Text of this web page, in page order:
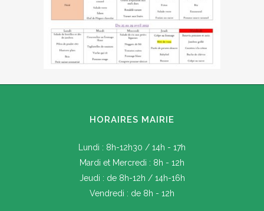
HORAIRES MAIRIE
Lundi : 8h-12h30 / 14h - 17h
Mardi et Mercredi : 8h - 12h
Jeudi : de 8h-12h / 14h-16h
Vendredi : de 8h - 12h